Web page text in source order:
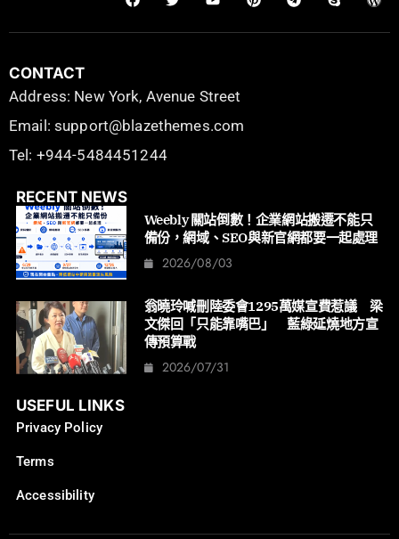
CONTACT
Address: New York, Avenue Street
Email: support@blazethemes.com
Tel: +944-5484451244
RECENT NEWS
Weebly 關站倒數！企業網站搬遷不能只
備份，網域、SEO與新官網都要一起處理
2026/08/03
翁曉玲喊刪陸委會1295萬媒宣費惹議 梁
文傑回「只能靠嘴巴」 藍綠延燒地方宣
傳預算戰
2026/07/31
USEFUL LINKS
Privacy Policy
Terms
Accessibility